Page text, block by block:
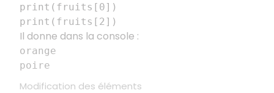
print(fruits[0])
print(fruits[2])
Il donne dans la console :
orange
poire
Modification des éléments